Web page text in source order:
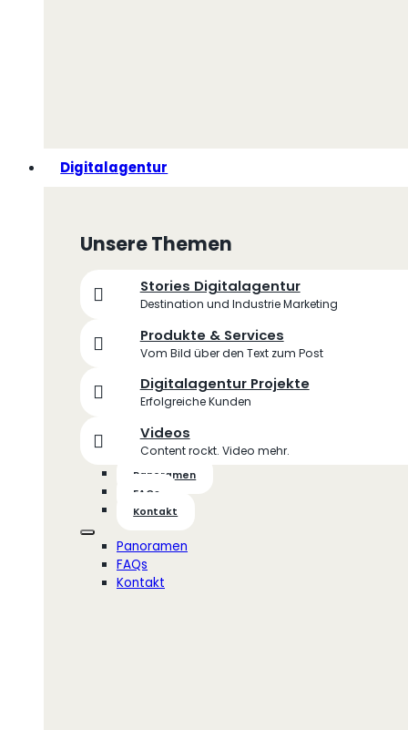
Digitalagentur
Unsere Themen
Stories Digitalagentur
Destination und Industrie Marketing
Produkte & Services
Vom Bild über den Text zum Post
Digitalagentur Projekte
Erfolgreiche Kunden
Videos
Content rockt. Video mehr.
Panoramen
FAQs
Kontakt
Panoramen
FAQs
Kontakt